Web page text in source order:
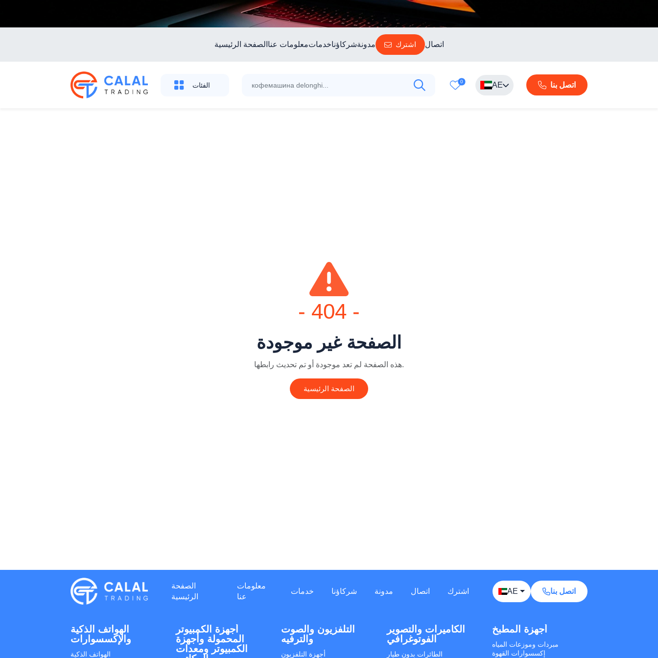
الصفحة الرئيسية معلومات عناخدماتشركاؤنامدونة اشترك اتصال
الفئات 0 AE اتصل بنا
- 404 -
الصفحة غير موجودة
هذه الصفحة لم تعد موجودة أو تم تحديث رابطها.
الصفحة الرئيسية
الصفحة
الرئيسية
معلومات
عنا
خدمات شركاؤنا مدونة اتصال اشترك AE اتصل بنا
الهواتف الذكية
والإكسسوارات
الهواتف الذكية
أجهزة الكمبيوتر
المحمولة وأجهزة
الكمبيوتر ومعدات
التلفزيون والصوت
والترفيه
أجهزة التلفزيون
الكاميرات والتصوير
الفوتوغرافي
الطائرات بدون طيار
أجهزة المطبخ
مبردات وموزعات المياه
إكسسوارات القهوة
I'd like your wholesale price list.
Do you ship to my country? I'd like to check
What is your minimum order quantity (MOQ)
for bulk orders?